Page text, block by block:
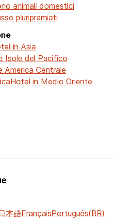
animali domestici
pluripremiati
in Asia
Isole del Pacifico
America Centrale
Hotel in Medio Oriente
本語FrançaisPortuguês(BR)